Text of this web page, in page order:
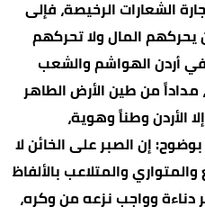
الشعارات الرخيصة، فإلى
يحركهم المال ولا تحركهم
أردن الهواشم والشعب
من طين الأرض الطاهر
الأردن وطناً وهوية،
إن الصبر على الخائن لا
والمتلاعب بالألفاظ
دناءة وواجب نزعه من وكره،